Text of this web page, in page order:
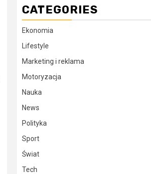
CATEGORIES
Ekonomia
Lifestyle
Marketing i reklama
Motoryzacja
Nauka
News
Polityka
Sport
Świat
Tech